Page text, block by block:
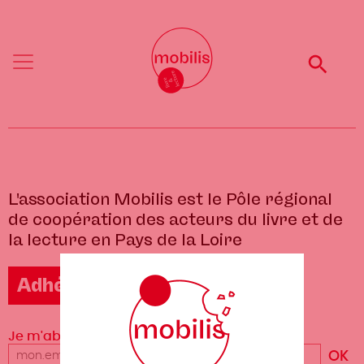
Menu
principal
Menu
L'association Mobilis est le Pôle régional
de coopération des acteurs du livre et de
la lecture en Pays de la Loire
Adhérer à Mobilis
Je m'abonne à la newsletter
Votre